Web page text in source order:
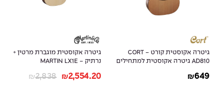
גיטרה אקוסטית קורט - CORT
AD810 גיטרה אקוסטית למתחילים
₪649
גיטרה אקוסטית מוגברת מרטין +
נרתיק - MARTIN LX1E
₪2,838 ₪2,554.20